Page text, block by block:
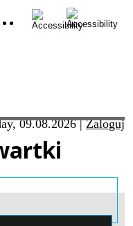
09.08.2026|Zaloguj